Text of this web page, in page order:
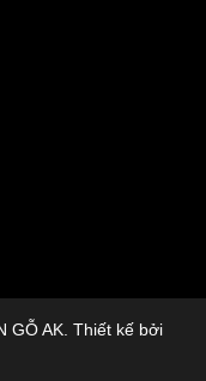
GỖ AK. Thiết kế bởi